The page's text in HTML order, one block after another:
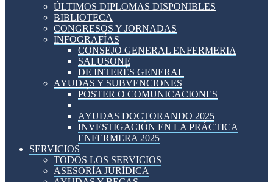
ÚLTIMOS DIPLOMAS DISPONIBLES
BIBLIOTECA
CONGRESOS Y JORNADAS
INFOGRAFÍAS
CONSEJO GENERAL ENFERMERIA
SALUSONE
DE INTERÉS GENERAL
AYUDAS Y SUBVENCIONES
PÓSTER O COMUNICACIONES
AYUDAS DOCTORANDO 2025
INVESTIGACIÓN EN LA PRÁCTICA
ENFERMERA 2025
SERVICIOS
TODOS LOS SERVICIOS
ASESORÍA JURÍDICA